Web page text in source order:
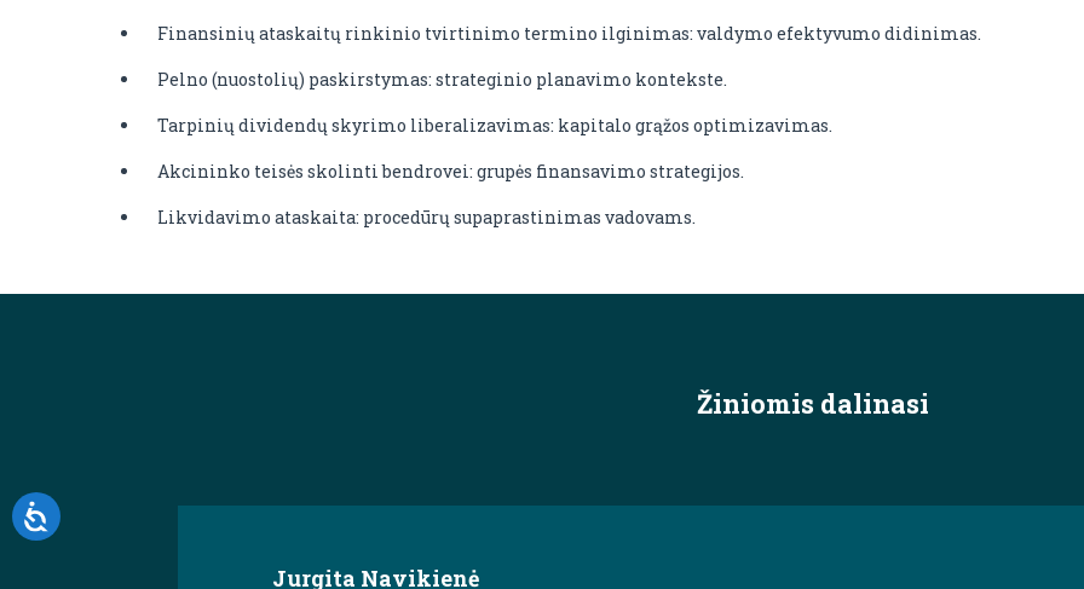
Finansinių ataskaitų rinkinio tvirtinimo termino ilginimas: valdymo efektyvumo didinimas.
Pelno (nuostolių) paskirstymas: strateginio planavimo kontekste.
Tarpinių dividendų skyrimo liberalizavimas: kapitalo grąžos optimizavimas.
Akcininko teisės skolinti bendrovei: grupės finansavimo strategijos.
Likvidavimo ataskaita: procedūrų supaprastinimas vadovams.
Žiniomis dalinasi
Jurgita Navikienė